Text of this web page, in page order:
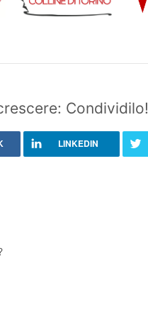
Condividilo!
LINKEDIN